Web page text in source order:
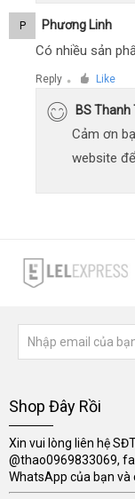
P Phương Linh
Có nhiều sản
Reply ● Like
BS Thanh
Cảm ơn
website
Shop Đây Rồi
Xin vui lòng liên hệ
@thao0969833069,
WhatsApp của bạn và